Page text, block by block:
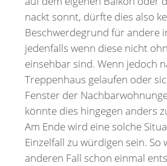
nackt sonnt, dürfte dies also
Beschwerdegrund für andere
jedenfalls wenn diese nicht
einsehbar sind. Wenn jedoch
Treppenhaus gelaufen oder
Fenster der
könnte dies hingegen anders
Am Ende wird eine solche
Einzelfall zu würdigen sein. So
anderen Fall schon einmal